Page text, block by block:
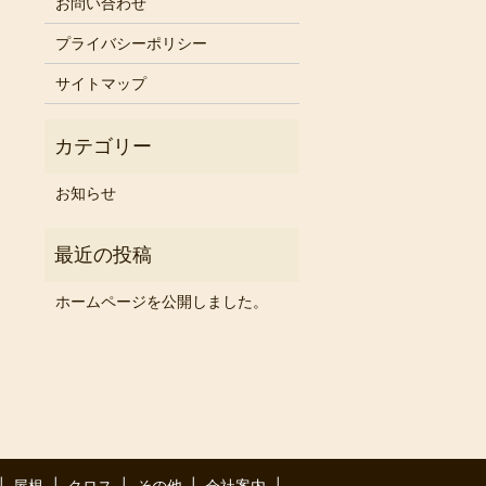
プライバシーポリシー
サイトマップ
お知らせ
ホームページを公開しました。